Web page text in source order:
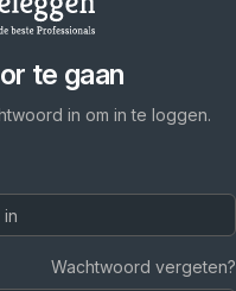
te gaan
in om in te loggen.
Wachtwoord vergeten?